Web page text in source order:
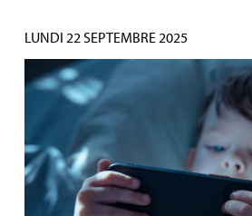
LUNDI 22 SEPTEMBRE 2025